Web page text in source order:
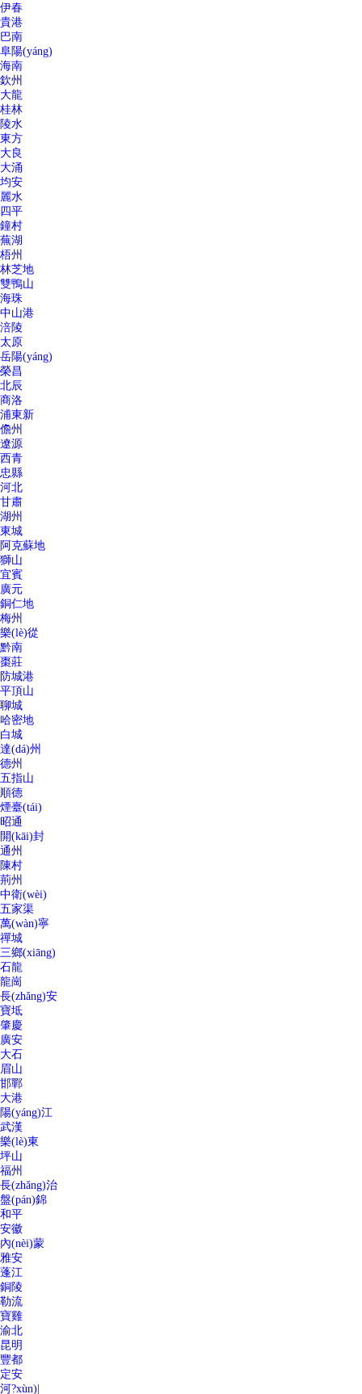
伊春
貴港
巴南
阜陽(yáng)
海南
欽州
大龍
桂林
陵水
東方
大良
大涌
均安
麗水
四平
鐘村
蕪湖
梧州
林芝地
雙鴨山
海珠
中山港
涪陵
太原
岳陽(yáng)
榮昌
北辰
商洛
浦東新
儋州
遼源
西青
忠縣
河北
甘肅
湖州
東城
阿克蘇地
獅山
宜賓
廣元
銅仁地
梅州
樂(lè)從
黔南
棗莊
防城港
平頂山
聊城
哈密地
白城
達(dá)州
德州
五指山
順德
煙臺(tái)
昭通
開(kāi)封
通州
陳村
荊州
中衛(wèi)
五家渠
萬(wàn)寧
禪城
三鄉(xiāng)
石龍
龍崗
長(zhǎng)安
寶坻
肇慶
廣安
大石
眉山
邯鄲
大港
陽(yáng)江
武漢
樂(lè)東
坪山
福州
長(zhǎng)治
盤(pán)錦
和平
安徽
內(nèi)蒙
雅安
蓬江
銅陵
勒流
寶雞
渝北
昆明
豐都
定安
河?xùn)|